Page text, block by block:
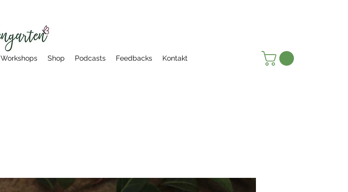
Workshops Shop Podcasts Feedbacks Kontakt